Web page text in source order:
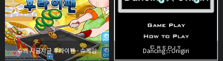
슈의 지글지글 후라이팬 - 슈게임 Dancing☆Onigiri